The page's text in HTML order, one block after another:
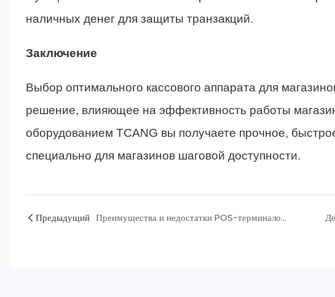
наличных денег для защиты транзакций.
Заключение
Выбор оптимального кассового аппарата для
решение, влияющее на эффективность работы
оборудованием TCANG вы получаете прочное,
специально для магазинов шаговой доступности.
Предыдущий Преимущества и недостатки POS-терминалов с сенсорным экраном: руководство по выбору для коммерческого использования.